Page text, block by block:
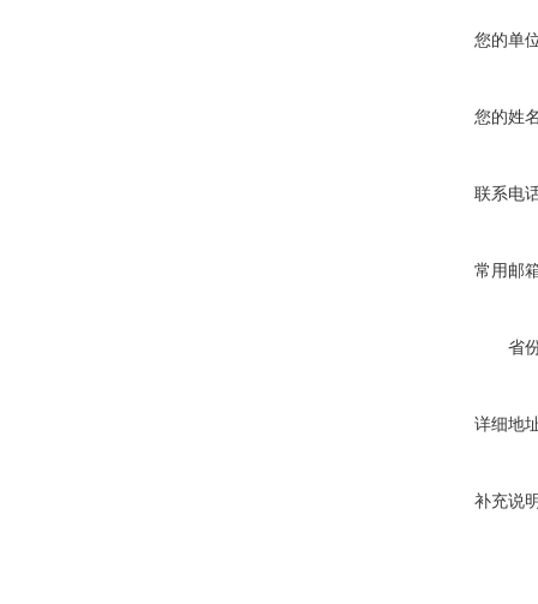
您的单
您的姓
联系电
常用邮
省
详细地
补充说